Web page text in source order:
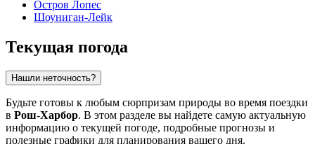
Остров Лопес
Шоуниган-Лейк
Текущая погода
Нашли неточность?
Будьте готовы к любым сюрпризам природы во время поездки
в Рош-Харбор. В этом разделе вы найдете самую актуальную
информацию о текущей погоде, подробные прогнозы и
полезные графики для планирования вашего дня.